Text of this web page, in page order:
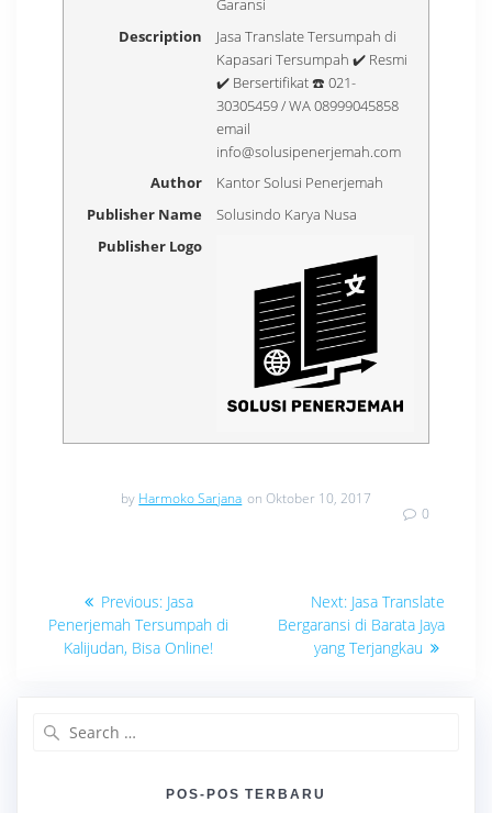
Garansi
Description
Jasa Translate Tersumpah di
Kapasari Tersumpah ✔️ Resmi
✔️ Bersertifikat ☎️ 021-
30305459 / WA 08999045858
email
info@solusipenerjemah.com
Author
Kantor Solusi Penerjemah
Publisher Name
Solusindo Karya Nusa
Publisher Logo
by Harmoko Sarjana on Oktober 10, 2017
0
Navigasi
pos
Previous: Previous
post:
Jasa
Penerjemah Tersumpah di
Kalijudan, Bisa Online!
Next: Next
post:
Jasa Translate
Bergaransi di Barata Jaya
yang Terjangkau
POS-POS TERBARU